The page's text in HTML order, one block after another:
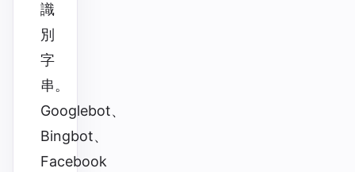
識
別
字
串。
Googlebot、
Bingbot、
Facebook